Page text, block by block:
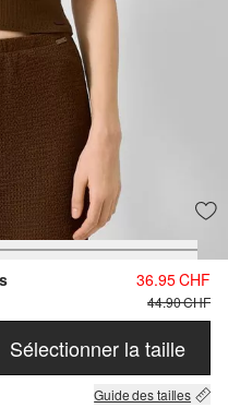
36.95 CHF
44.90 CHF
Sélectionner la taille
Guide des tailles